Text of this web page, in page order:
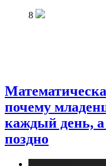
8
почему
каждый день, а
поздно